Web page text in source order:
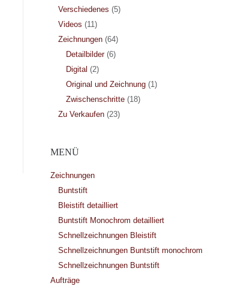
Verschiedenes (5)
Videos (11)
Zeichnungen(64)
Detailbilder(6)
Digital (2)
Original und Zeichnung(1)
Zwischenschritte(18)
Zu Verkaufen(23)
MENÜ
Zeichnungen
Buntstift
Bleistift detailliert
Buntstift Monochrom detailliert
Schnellzeichnungen Bleistift
Schnellzeichnungen Buntstift monochrom
Schnellzeichnungen Buntstift
Aufträge